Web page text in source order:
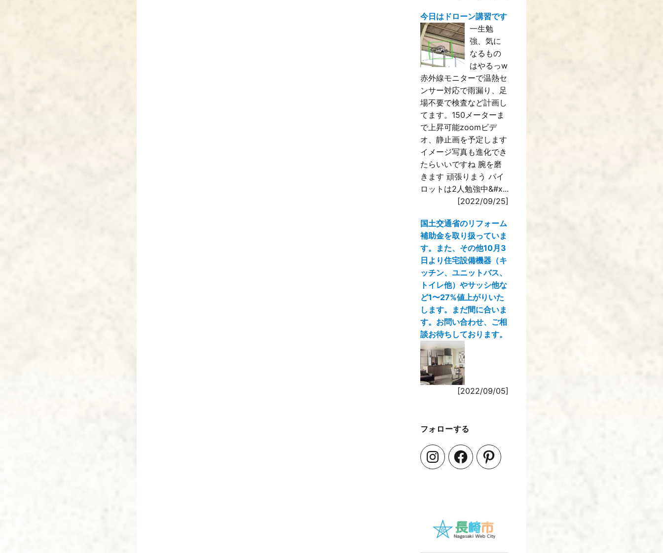
今日はドローン講習です
一生勉
強、気に
なるもの
はやるっw
赤外線モニターで温熱セ
ンサー対応で雨漏り、足
場不要で検査など計画し
てます。150メーターま
で上昇可能zoomビデ
オ、静止画を予定します
イメージ写真も進化でき
たらいいですね 腕を磨
きます 頑張りまう パイ
ロットは2人勉強中&#x...
[2022/09/25]
国土交通省のリフォーム
補助金を取り扱っていま
す。また、その他10月3
日より住宅設備機器（キ
ッチン、ユニットバス、
トイレ他）やサッシ他な
ど1〜27%値上がりいた
します。まだ間に合いま
す。お問い合わせ、ご相
談お待ちしております。
[2022/09/05]
フォローする